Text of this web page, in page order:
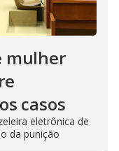
mulher
casos
eletrônica de
da punição